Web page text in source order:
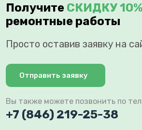
Получите СКИДКУ 10%
ремонтные работы
Просто оставив заявку на
Отправить заявку
Вы также можете позвонить по
+7 (846) 219-25-38